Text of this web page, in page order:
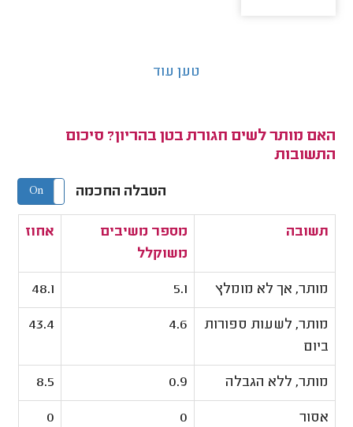
טען עוד
האם מותר לשים חגורת בטן בהריון? סיכום
התשובות
הטבלה החכמה On Off
תשובה
מספר משיבים
משוקלל
אחוז
מותר, אך לא מומלץ 5.1
48.1
מותר, לשעות ספורות
ביום
4.6
43.4
מותר, ללא הגבלה 0.9
8.5
אסור 0
0